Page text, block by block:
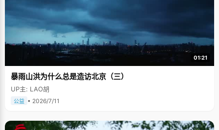
01:21
暴雨山洪为什么总是造访北京（三）
UP主: LAO胡
公益 • 2026/7/11